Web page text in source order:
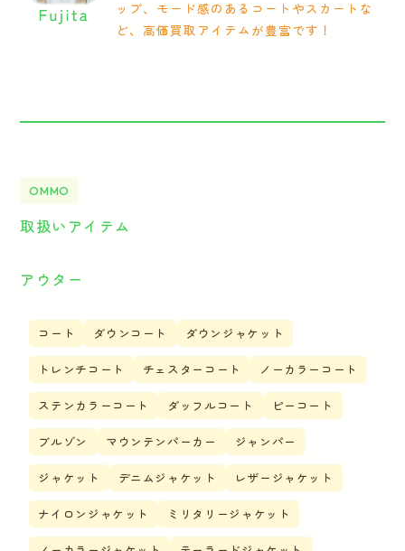
ップ、モード感のあるコートやスカートな
ど、高価買取アイテムが豊富です！
OMMO
取扱いアイテム
アウター
コート ダウンコート ダウンジャケット
トレンチコート チェスターコート ノーカラーコート
ステンカラーコート ダッフルコート ピーコート
ブルゾン マウンテンパーカー ジャンパー
ジャケット デニムジャケット レザージャケット
ナイロンジャケット ミリタリージャケット